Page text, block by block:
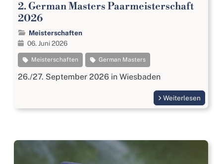
2. German Masters Paarmeisterschaft
2026
Meisterschaften
06. Juni 2026
Meisterschaften German Masters
26./27. September 2026 in Wiesbaden
Weiterlesen